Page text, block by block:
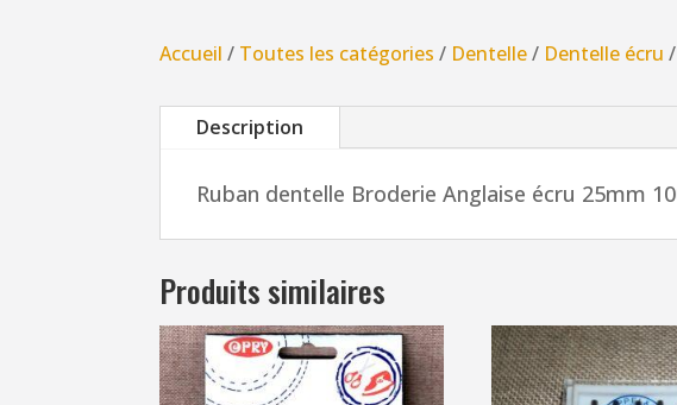
Accueil / Toutes les catégories / Dentelle/ Dentelle écru
Description
Ruban dentelle Broderie Anglaise écru 25mm
Produits similaires